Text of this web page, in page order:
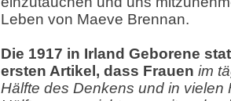
Leben von Maeve Brennan.
Die 1917 in Irland Geborene
ersten Artikel, dass Frauen im
Hälfte des Denkens und in vielen